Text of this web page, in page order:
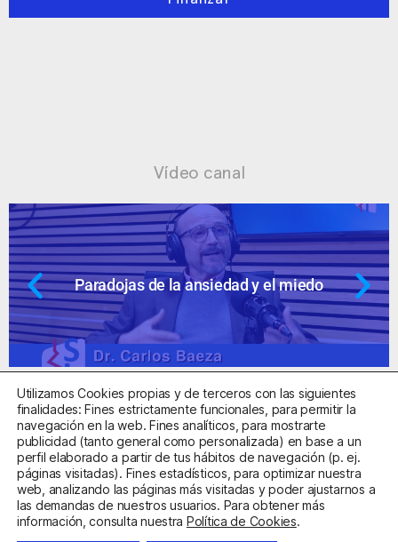
Vídeo canal
y el miedo Ansiedad:
Centro Sanitario Autorizado con el código E08737002
Aviso LegalPolítica de PrivacidadPolítica de Cookies
Condiciones Generales de Contratación
Utilizamos Cookies propias y de terceros con las siguientes
finalidades: Fines estrictamente funcionales, para permitir la
navegación en la web. Fines analíticos, para mostrarte
publicidad (tanto general como personalizada) en base a un
perfil elaborado a partir de tus hábitos de navegación (p. ej.
páginas visitadas). Fines estadísticos, para optimizar nuestra
web, analizando las páginas más visitadas y poder ajustarnos a
las demandas de nuestros usuarios. Para obtener más
información, consulta nuestra Política de Cookies.